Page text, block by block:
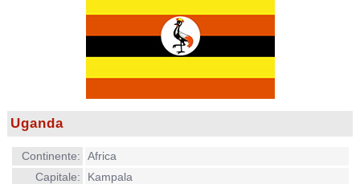
Uganda
Continente:
Africa
Capitale:
Kampala